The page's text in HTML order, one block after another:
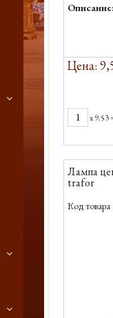
Описание:
Цена:
x9.53
Лампа
trafor
Код товара :